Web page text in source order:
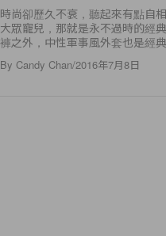
時尚卻歷久不衰，聽起來有點自
大眾寵兒，那就是永不過時的經
褲之外，中性軍事風外套也是經
By Candy Chan/2016年7月8日